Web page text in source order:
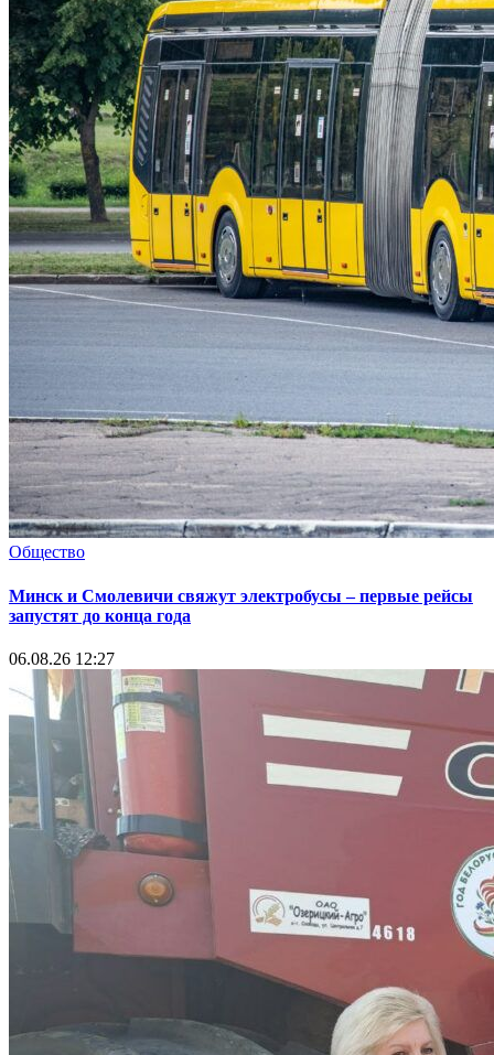
Общество
Минск и Смолевичи свяжут электробусы – первые рейсы
запустят до конца года
06.08.26 12:27